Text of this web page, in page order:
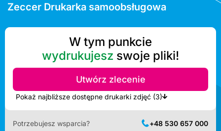
Zeccer Drukarka samoobsługowa
W tym punkcie
wydrukujesz swoje pliki!
Utwórz zlecenie
Pokaż najbliższe dostępne drukarki zdjęć (3)
Potrzebujesz wsparcia? +48 530 657 000